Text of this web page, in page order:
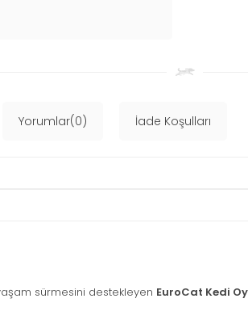
Yorumlar(0) İade Koşulları
sürmesini destekleyen EuroCat Kedi